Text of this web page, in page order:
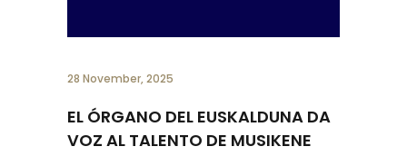
28 November, 2025
EL ÓRGANO DEL EUSKALDUNA DA
VOZ AL TALENTO DE MUSIKENE